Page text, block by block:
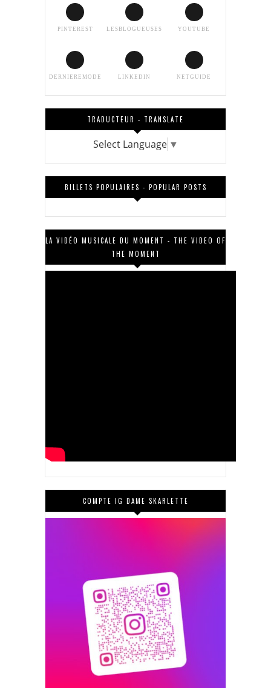
PINTEREST LESBLOGUEUSES YOUTUBE
DERNIEREMODE LINKEDIN NETGUIDE
TRADUCTEUR - TRANSLATE
Select Language ▼
BILLETS POPULAIRES - POPULAR POSTS
LA VIDÉO MUSICALE DU MOMENT - THE VIDEO OF
THE MOMENT
COMPTE IG DAME SKARLETTE